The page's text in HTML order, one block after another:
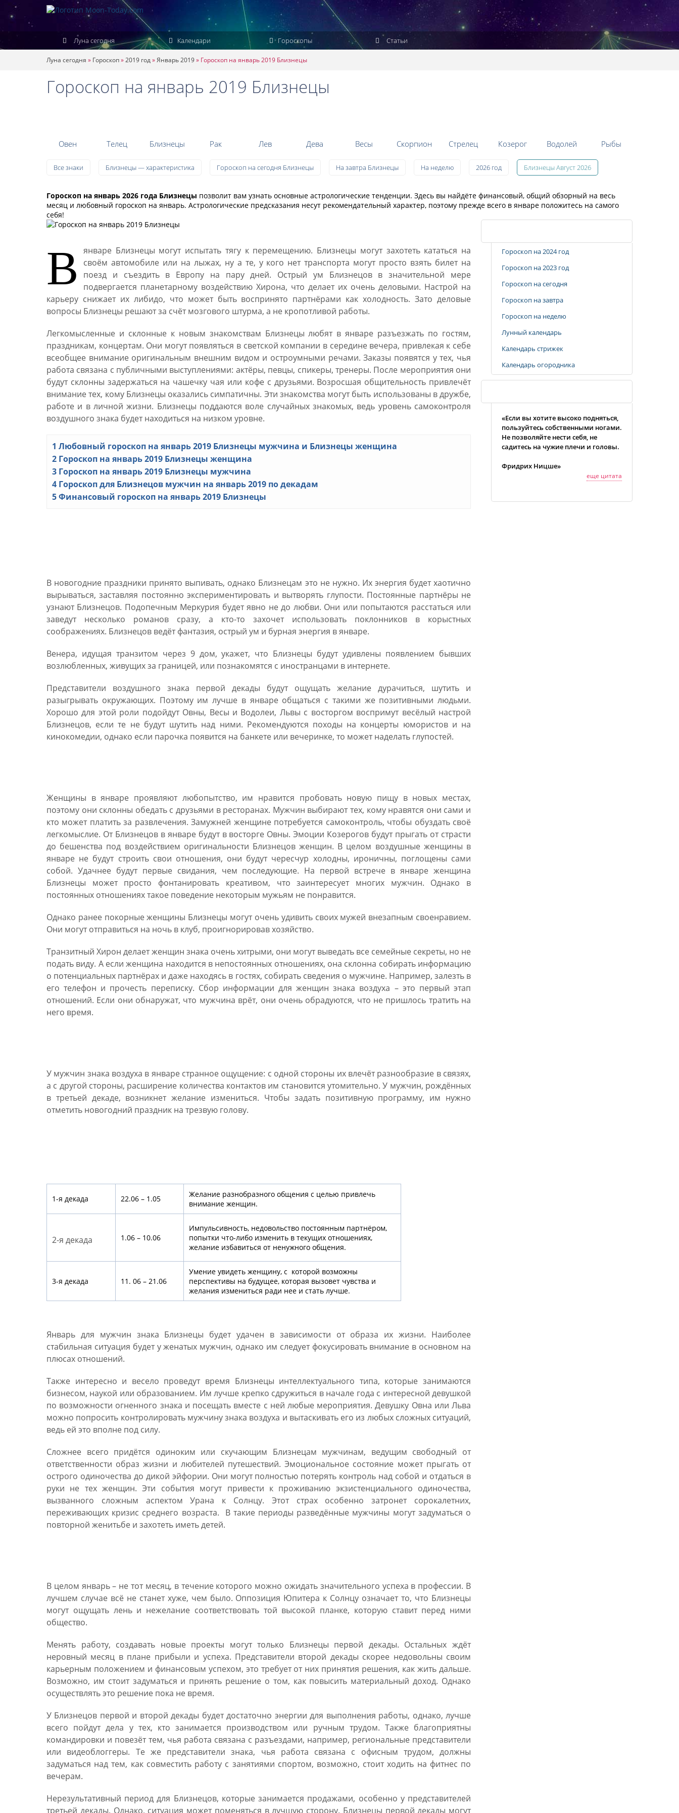
Луна сегодня Календари Гороскопы Статьи
Луна сегодня » Гороскоп»2019 год»Январь 2019» Гороскоп на январь 2019 Близнецы
Гороскоп на январь 2019 Близнецы
Овен Телец Близнецы Рак Лев Дева Весы Скорпион Стрелец Козерог Водолей Рыбы
Все знаки Близнецы — характеристика Гороскоп на сегодня Близнецы На завтра Близнецы На неделю 2026 год Близнецы Август 2026
Гороскоп на январь 2026 года Близнецы позволит вам узнать основные астрологические тенденции. Здесь вы найдёте финансовый, общий обзорный на весь
месяц и любовный гороскоп на январь. Астрологические предсказания несут рекомендательный характер, поэтому прежде всего в январе положитесь на самого
себя!
В
январе Близнецы могут испытать тягу к перемещению. Близнецы могут захотеть кататься на
своём автомобиле или на лыжах, ну а те, у кого нет транспорта могут просто взять билет на
поезд и съездить в Европу на пару дней. Острый ум Близнецов в значительной мере
подвергается планетарному воздействию Хирона, что делает их очень деловыми. Настрой на
карьеру снижает их либидо, что может быть воспринято партнёрами как холодность. Зато деловые
вопросы Близнецы решают за счёт мозгового штурма, а не кропотливой работы.
Легкомысленные и склонные к новым знакомствам Близнецы любят в январе разъезжать по гостям,
праздникам, концертам. Они могут появляться в светской компании в середине вечера, привлекая к себе
всеобщее внимание оригинальным внешним видом и остроумными речами. Заказы появятся у тех, чья
работа связана с публичными выступлениями: актёры, певцы, спикеры, тренеры. После мероприятия они
будут склонны задержаться на чашечку чая или кофе с друзьями. Возросшая общительность привлечёт
внимание тех, кому Близнецы оказались симпатичны. Эти знакомства могут быть использованы в дружбе,
работе и в личной жизни. Близнецы поддаются воле случайных знакомых, ведь уровень самоконтроля
воздушного знака будет находиться на низком уровне.
1 Любовный гороскоп на январь 2019 Близнецы мужчина и Близнецы женщина
2 Гороскоп на январь 2019 Близнецы женщина
3 Гороскоп на январь 2019 Близнецы мужчина
4 Гороскоп для Близнецов мужчин на январь 2019 по декадам
5Финансовый гороскоп на январь 2019 Близнецы
В новогодние праздники принято выпивать, однако Близнецам это не нужно. Их энергия будет хаотично
вырываться, заставляя постоянно экспериментировать и вытворять глупости. Постоянные партнёры не
узнают Близнецов. Подопечным Меркурия будет явно не до любви. Они или попытаются расстаться или
заведут несколько романов сразу, а кто-то захочет использовать поклонников в корыстных
соображениях. Близнецов ведёт фантазия, острый ум и бурная энергия в январе.
Венера, идущая транзитом через 9 дом, укажет, что Близнецы будут удивлены появлением бывших
возлюбленных, живущих за границей, или познакомятся с иностранцами в интернете.
Представители воздушного знака первой декады будут ощущать желание дурачиться, шутить и
разыгрывать окружающих. Поэтому им лучше в январе общаться с такими же позитивными людьми.
Хорошо для этой роли подойдут Овны, Весы и Водолеи, Львы с восторгом воспримут весёлый настрой
Близнецов, если те не будут шутить над ними. Рекомендуются походы на концерты юмористов и на
кинокомедии, однако если парочка появится на банкете или вечеринке, то может наделать глупостей.
Женщины в январе проявляют любопытство, им нравится пробовать новую пищу в новых местах,
поэтому они склонны обедать с друзьями в ресторанах. Мужчин выбирают тех, кому нравятся они сами и
кто может платить за развлечения. Замужней женщине потребуется самоконтроль, чтобы обуздать своё
легкомыслие. От Близнецов в январе будут в восторге Овны. Эмоции Козерогов будут прыгать от страсти
до бешенства под воздействием оригинальности Близнецов женщин. В целом воздушные женщины в
январе не будут строить свои отношения, они будут чересчур холодны, ироничны, поглощены сами
собой. Удачнее будут первые свидания, чем последующие. На первой встрече в январе женщина
Близнецы может просто фонтанировать креативом, что заинтересует многих мужчин. Однако в
постоянных отношениях такое поведение некоторым мужьям не понравится.
Однако ранее покорные женщины Близнецы могут очень удивить своих мужей внезапным своенравием.
Они могут отправиться на ночь в клуб, проигнорировав хозяйство.
Транзитный Хирон делает женщин знака очень хитрыми, они могут выведать все семейные секреты, но не
подать виду. А если женщина находится в непостоянных отношениях, она склонна собирать информацию
о потенциальных партнёрах и даже находясь в гостях, собирать сведения о мужчине. Например, залезть в
его телефон и прочесть переписку. Сбор информации для женщин знака воздуха – это первый этап
отношений. Если они обнаружат, что мужчина врёт, они очень обрадуются, что не пришлось тратить на
него время.
У мужчин знака воздуха в январе странное ощущение: с одной стороны их влечёт разнообразие в связях,
а с другой стороны, расширение количества контактов им становится утомительно. У мужчин, рождённых
в третьей декаде, возникнет желание измениться. Чтобы задать позитивную программу, им нужно
отметить новогодний праздник на трезвую голову.
1-я декада 22.06 – 1.05
Желание разнобразного общения с целью привлечь
внимание женщин.
2-я декада 1.06 – 10.06
Импульсивность, недовольство постоянным партнёром,
попытки что-либо изменить в текущих отношениях,
желание избавиться от ненужного общения.
3-я декада 11. 06 – 21.06
Умение увидеть женщину, с которой возможны
перспективы на будущее, которая вызовет чувства и
желания измениться ради нее и стать лучше.
Январь для мужчин знака Близнецы будет удачен в зависимости от образа их жизни. Наиболее
стабильная ситуация будет у женатых мужчин, однако им следует фокусировать внимание в основном на
плюсах отношений.
Также интересно и весело проведут время Близнецы интеллектуального типа, которые занимаются
бизнесом, наукой или образованием. Им лучше крепко сдружиться в начале года с интересной девушкой
по возможности огненного знака и посещать вместе с ней любые мероприятия. Девушку Овна или Льва
можно попросить контролировать мужчину знака воздуха и вытаскивать его из любых сложных ситуаций,
ведь ей это вполне под силу.
Сложнее всего придётся одиноким или скучающим Близнецам мужчинам, ведущим свободный от
ответственности образ жизни и любителей путешествий. Эмоциональное состояние может прыгать от
острого одиночества до дикой эйфории. Они могут полностью потерять контроль над собой и отдаться в
руки не тех женщин. Эти события могут привести к проживанию экзистенциального одиночества,
вызванного сложным аспектом Урана к Солнцу. Этот страх особенно затронет сорокалетних,
переживающих кризис среднего возраста. В такие периоды разведённые мужчины могут задуматься о
повторной женитьбе и захотеть иметь детей.
В целом январь – не тот месяц, в течение которого можно ожидать значительного успеха в профессии. В
лучшем случае всё не станет хуже, чем было. Оппозиция Юпитера к Солнцу означает то, что Близнецы
могут ощущать лень и нежелание соответствовать той высокой планке, которую ставит перед ними
общество.
Менять работу, создавать новые проекты могут только Близнецы первой декады. Остальных ждёт
неровный месяц в плане прибыли и успеха. Представители второй декады скорее недовольны своим
карьерным положением и финансовым успехом, это требует от них принятия решения, как жить дальше.
Возможно, им стоит задуматься и принять решение о том, как повысить материальный доход. Однако
осуществлять это решение пока не время.
У Близнецов первой и второй декады будет достаточно энергии для выполнения работы, однако, лучше
всего пойдут дела у тех, кто занимается производством или ручным трудом. Также благоприятны
командировки и повезёт тем, чья работа связана с разъездами, например, региональные представители
или видеоблоггеры. Те же представители знака, чья работа связана с офисным трудом, должны
задуматься над тем, как совместить работу с занятиями спортом, возможно, стоит ходить на фитнес по
вечерам.
Нерезультативный период для Близнецов, которые занимается продажами, особенно у представителей
третьей декады. Однако, ситуация может поменяться в лучшую сторону. Близнецы первой декады могут
Гороскоп на 2024 год
Гороскоп на 2023 год
Гороскоп на сегодня
Гороскоп на завтра
Гороскоп на неделю
Лунный календарь
Календарь стрижек
Календарь огородника
«Если вы хотите высоко подняться,
пользуйтесь собственными ногами.
Не позволяйте нести себя, не
садитесь на чужие плечи и головы.
Фридрих Ницше»
еще цитата